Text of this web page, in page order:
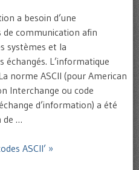
a besoin d’une
communication afin
systèmes et la
échangés. L’informatique
norme ASCII (pour American
Interchange ou code
d’information) a été
de …
ASCII’ »